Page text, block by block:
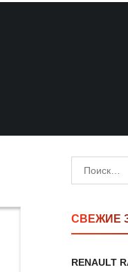
СВЕЖИЕ
RENAULT